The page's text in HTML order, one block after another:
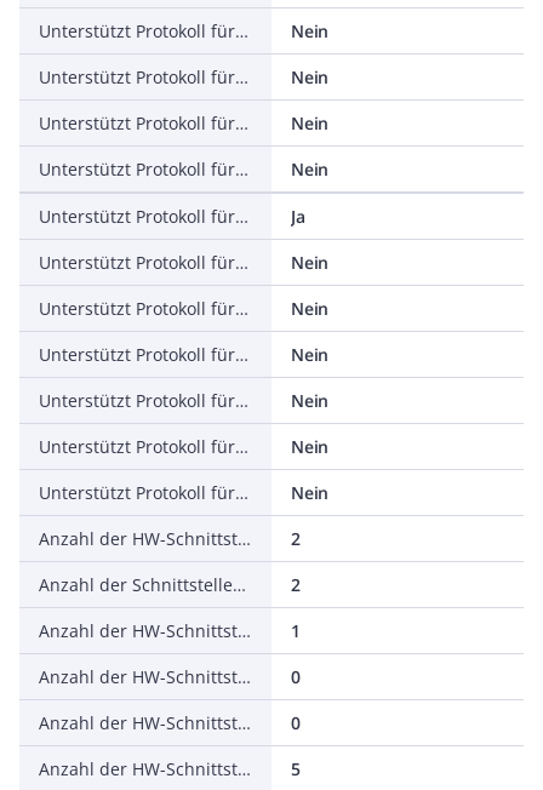
Unterstützt Protokoll für PROFINET IO
Nein
Unterstützt Protokoll für PROFINET CBA
Nein
Unterstützt Protokoll für SERCOS
Nein
Unterstützt Protokoll für Foundation Fieldbus
Nein
Unterstützt Protokoll für EtherNet/IP
Ja
Unterstützt Protokoll für AS-Interface Safety at Work
Nein
Unterstützt Protokoll für DeviceNet Safety
Nein
Unterstützt Protokoll für INTERBUS-Safety
Nein
Unterstützt Protokoll für PROFIsafe
Nein
Unterstützt Protokoll für SafetyBUS p
Nein
Unterstützt Protokoll für sonstige Bussysteme
Nein
Anzahl der HW-Schnittstellen Industrial Ethernet
2
Anzahl der Schnittstellen PROFINET
2
Anzahl der HW-Schnittstellen seriell RS-232
1
Anzahl der HW-Schnittstellen seriell RS-422
0
Anzahl der HW-Schnittstellen seriell RS-485
0
Anzahl der HW-Schnittstellen seriell TTY
5